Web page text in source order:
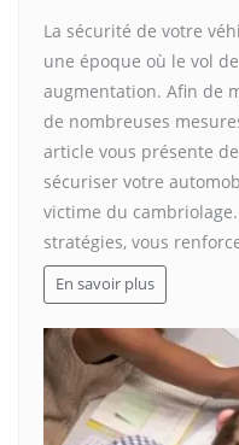
La sécurité de votre
une époque où le vol
augmentation. Afin de
de nombreuses
article vous présente
sécuriser votre
victime du
stratégies, vous
En savoir plus